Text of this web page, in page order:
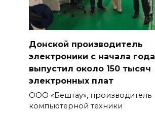
Донской производитель
электроники с начала года
выпустил около 150 тысяч
электронных плат
ООО «Бештау», производитель
компьютерной техники